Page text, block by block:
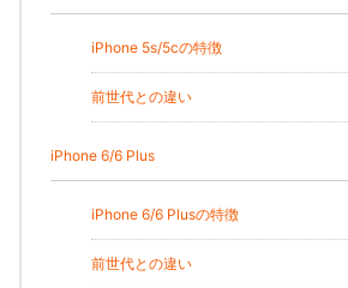
iPhone 5s/5cの特徴
前世代との違い
iPhone 6/6 Plus
iPhone 6/6 Plusの特徴
前世代との違い